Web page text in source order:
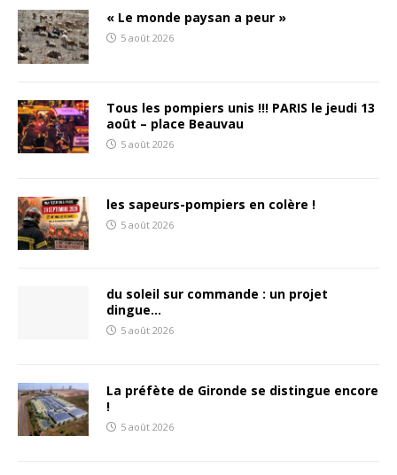
« Le monde paysan a peur »
5 août 2026
Tous les pompiers unis !!! PARIS le jeudi 13
août – place Beauvau
5 août 2026
les sapeurs-pompiers en colère !
5 août 2026
du soleil sur commande : un projet
dingue…
5 août 2026
La préfète de Gironde se distingue encore
!
5 août 2026